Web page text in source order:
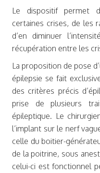
Le dispositif permet
certaines crises, de les
d’en diminuer
récupération entre les
La proposition de pose
épilepsie se fait
des critères précis
prise de plusieurs
épileptique. Le
l’implant sur le nerf
celle du boitier-
de la poitrine, sous
celui-ci est fonctionnel